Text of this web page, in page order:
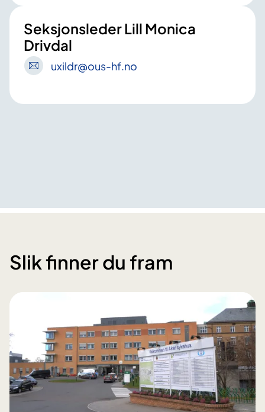
Seksjonsleder Lill Monica
Drivdal
uxildr@ous-hf .no
Slik finner du fram